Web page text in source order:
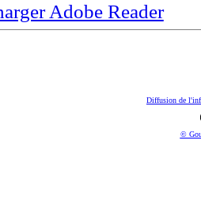
Adobe Reader
Diffusion de
©